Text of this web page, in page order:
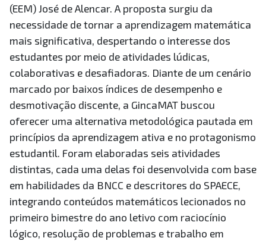
(EEM) José de Alencar. A proposta surgiu da
necessidade de tornar a aprendizagem matemática
mais significativa, despertando o interesse dos
estudantes por meio de atividades lúdicas,
colaborativas e desafiadoras. Diante de um cenário
marcado por baixos índices de desempenho e
desmotivação discente, a GincaMAT buscou
oferecer uma alternativa metodológica pautada em
princípios da aprendizagem ativa e no protagonismo
estudantil. Foram elaboradas seis atividades
distintas, cada uma delas foi desenvolvida com base
em habilidades da BNCC e descritores do SPAECE,
integrando conteúdos matemáticos lecionados no
primeiro bimestre do ano letivo com raciocínio
lógico, resolução de problemas e trabalho em